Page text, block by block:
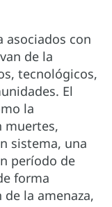
asociados con
de la
tecnológicos,
El
la
muertes,
sistema, una
período de
forma
la amenaza,